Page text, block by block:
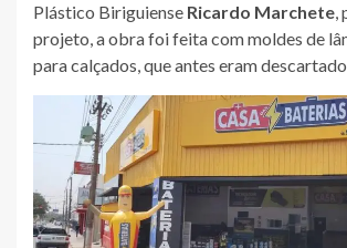
Plástico Biriguiense Ricardo Marchete,
projeto, a obra foi feita com moldes de
para calçados, que antes eram